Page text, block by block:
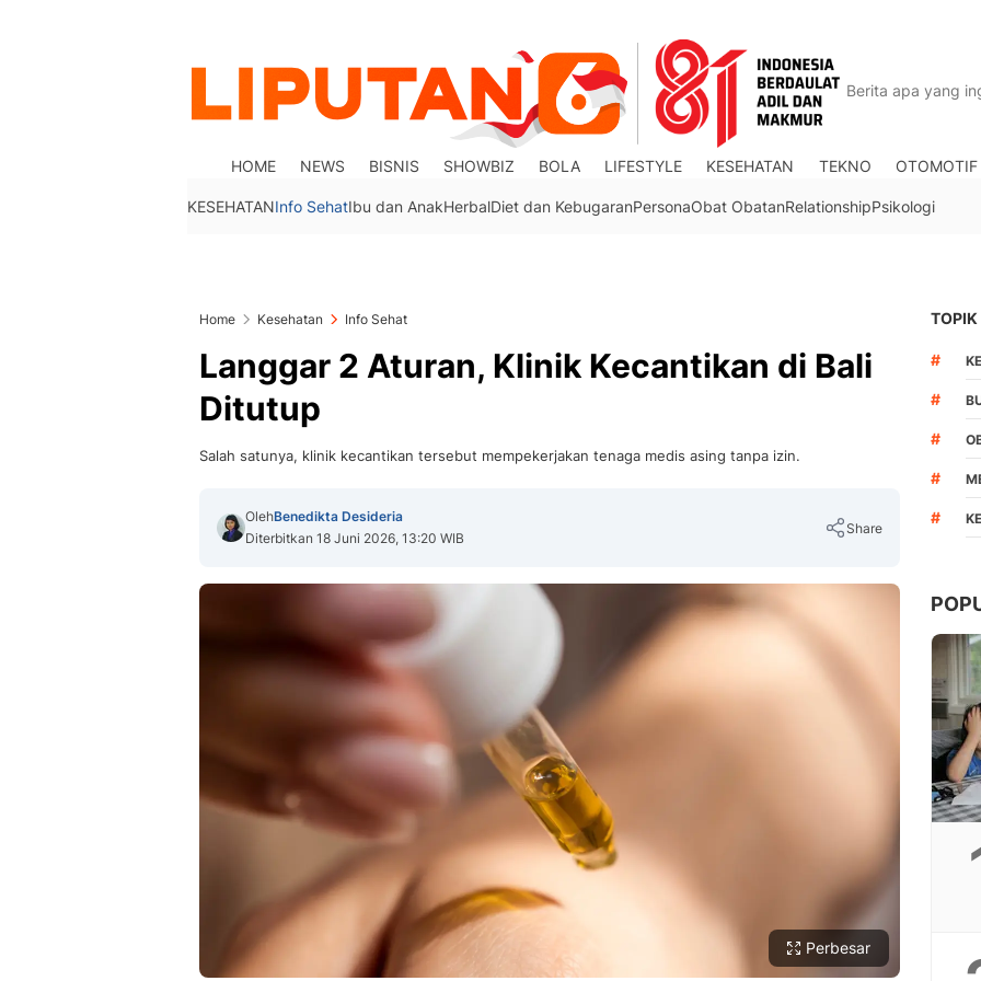
HOME NEWS BISNIS SHOWBIZ BOLA LIFESTYLE KESEHATAN TEKNO OTOMOTIF
KESEHATANInfo SehatIbu dan AnakHerbalDiet dan KebugaranPersonaObat ObatanRelationshipPsikologi
Home Kesehatan Info Sehat
Langgar 2 Aturan, Klinik Kecantikan di Bali
Ditutup
Salah satunya, klinik kecantikan tersebut mempekerjakan tenaga medis asing tanpa izin.
OlehBenedikta Desideria
Diterbitkan 18 Juni 2026, 13:20 WIB
Share
Perbesar
TOPIK
#
#
#
#
#